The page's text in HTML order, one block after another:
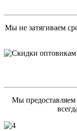
Мы не затягиваем
Мы